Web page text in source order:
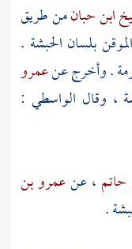
ابن حبانمن طريق
بلسان الحبشة .
. وأخرج عنعمرو
، وقال الواسطي :
حاتم ، عنعمرو بن
.